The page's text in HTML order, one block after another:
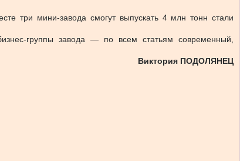
три мини-завода смогут выпускать 4 млн тонн стали
группы завода — по всем статьям современный,
Виктория ПОДОЛЯНЕЦ